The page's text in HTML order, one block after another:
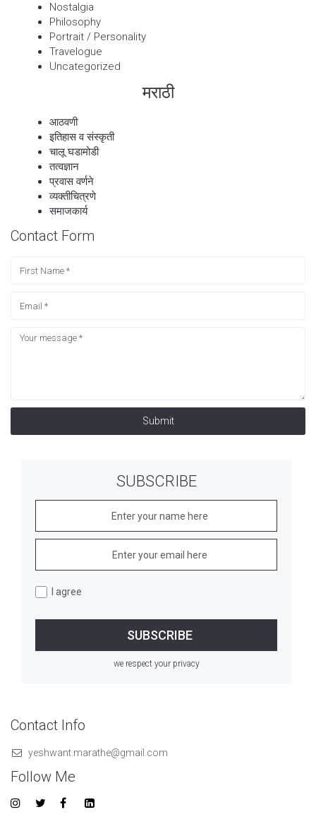
Nostalgia
Philosophy
Portrait / Personality
Travelogue
Uncategorized
मराठी
आठवणी
इतिहास व संस्कृती
चालू घडामोडी
तत्वज्ञान
प्रवास वर्णने
व्यक्तीचित्रणे
समाजकार्य
Contact Form
Submit
SUBSCRIBE
I agree
we respect your privacy
Contact Info
yeshwant.marathe@gmail.com
Follow Me